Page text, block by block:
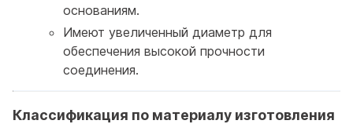
основаниям.
Имеют увеличенный диаметр для
обеспечения высокой прочности
соединения.
Классификация по материалу изготовления